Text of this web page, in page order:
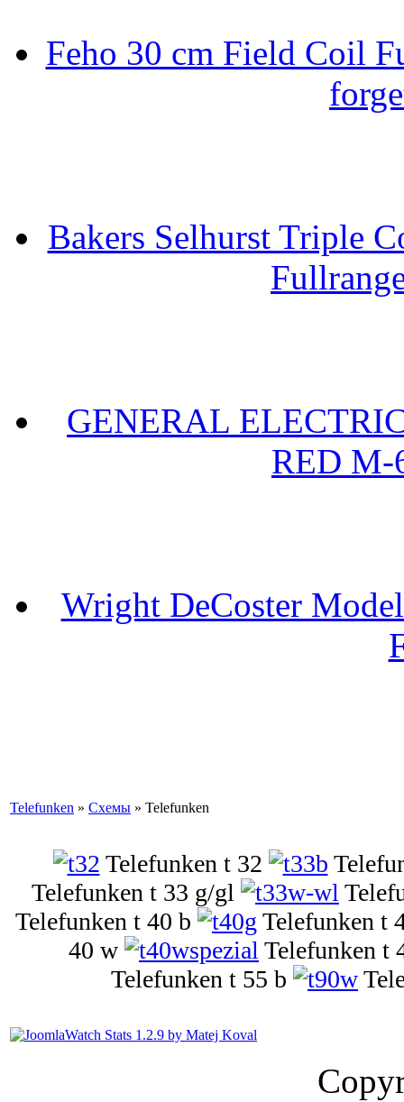
Feho 30 cm Field Coil
Bakers Selhurst Triple
GENERAL
RED M-
Wright DeCoster
Telefunken » Схемы » Telefunken
Telefunken t 32
Telefunken t 33 g/gl
Telefunken t 40 b
Telefunken t
40 w
Telefunken t
Telefunken t 55 b